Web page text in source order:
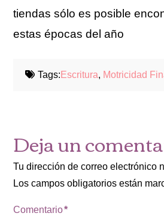
tiendas sólo es posible
estas épocas del año
Tags: Escritura, Motricidad
Deja un
Tu dirección de correo electrónico
Los campos obligatorios están
Comentario*